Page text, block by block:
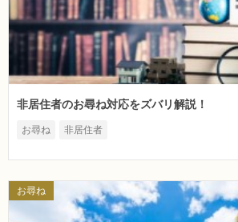
非居住者のお尋ね対応をズバリ解説！
お尋ね 非居住者
お尋ね